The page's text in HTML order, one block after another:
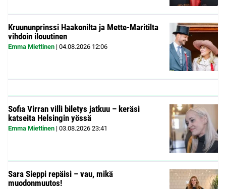
Kruununprinssi Haakonilta ja Mette-Maritilta
vihdoin ilouutinen
Emma Miettinen | 04.08.2026 12:06
Sofia Virran villi biletys jatkuu – keräsi
katseita Helsingin yössä
Emma Miettinen | 03.08.2026 23:41
Sara Sieppi repäisi – vau, mikä
muodonmuutos!